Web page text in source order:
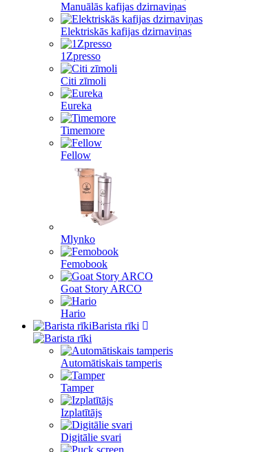
Manuālās kafijas dzirnaviņas
Elektriskās kafijas dzirnaviņas
1Zpresso
Citi zīmoli
Eureka
Timemore
Fellow
Mlynko
Femobook
Goat Story ARCO
Hario
Barista rīki
Automātiskais tamperis
Tamper
Izplatītājs
Digitālie svari